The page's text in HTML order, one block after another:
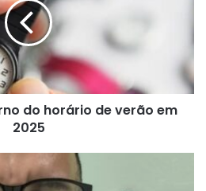
do horário de verão em
2025